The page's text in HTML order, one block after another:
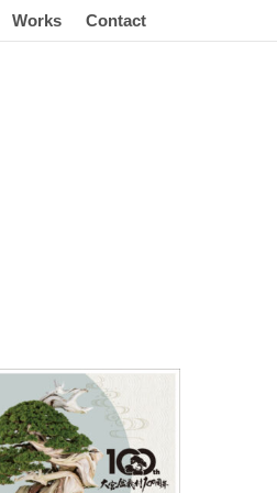
Works Contact